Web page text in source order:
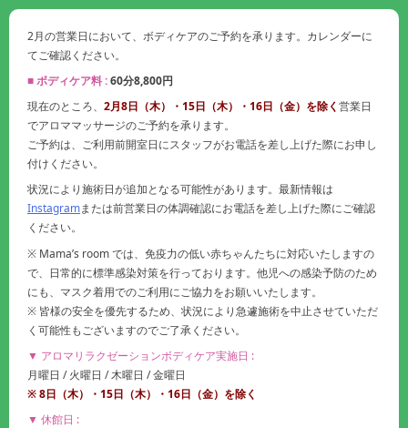
2月の営業日において、ボディケアのご予約を承ります。カレンダーに
てご確認ください。
■ ボディケア料 :60分8,800円
現在のところ、 2月8日（木） ・15日（木） ・16日（金） を除く営業日
でアロママッサージのご予約を承ります。
ご予約は、ご利用前開室日にスタッフがお電話を差し上げた際にお申し
付けください。
状況により施術日が追加となる可能性があります。最新情報は
Instagramまたは前営業日の体調確認にお電話を差し上げた際にご確認
ください。
※ Mama’s room では、免疫力の低い赤ちゃんたちに対応いたしますの
で、日常的に標準感染対策を行っております。他児への感染予防のため
にも、マスク着用でのご利用にご協力をお願いいたします。
※ 皆様の安全を優先するため、状況により急遽施術を中止させていただ
く可能性もございますのでご了承ください。
▼ アロマリラクゼーションボディケア実施日 :
月曜日 / 火曜日 / 木曜日 / 金曜日
※8日（木）・ 15日（木）・16日（金） を除く
▼ 休館日 :